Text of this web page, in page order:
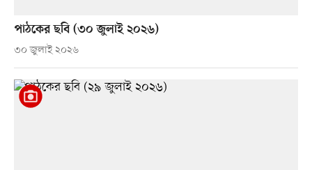
পাঠকের ছবি (৩০ জুলাই ২০২৬)
৩০ জুলাই ২০২৬